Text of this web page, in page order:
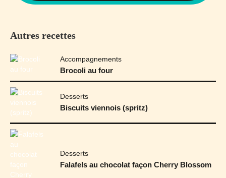
Autres recettes
Accompagnements
Brocoli au four
Desserts
Biscuits viennois (spritz)
Desserts
Falafels au chocolat façon Cherry Blossom